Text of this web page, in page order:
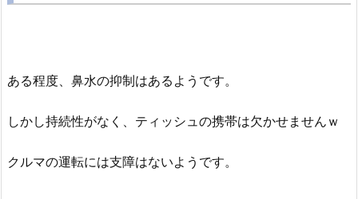
ある程度、鼻水の抑制はあるようです。
しかし持続性がなく、ティッシュの携帯は欠かせませんｗ
クルマの運転には支障はないようです。